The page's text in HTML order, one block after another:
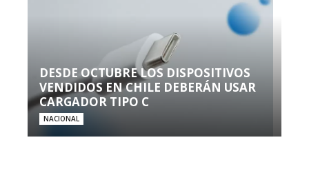
DESDE OCTUBRE LOS DISPOSITIVOS
VENDIDOS EN CHILE DEBERÁN USAR
CARGADOR TIPO C
NACIONAL